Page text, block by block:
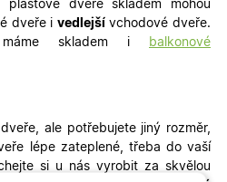
plastové dveře skladem mohou
dveře i vedlejší vchodové dveře.
máme skladem i
balkonové
ale potřebujete jiný rozměr,
lépe zateplené, třeba do vaší
si u nás vyrobit za skvělou